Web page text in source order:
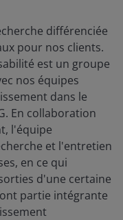
différenciée
pour nos clients.
est un groupe
nos équipes
dans le
En collaboration
l'équipe
et l'entretien
en ce qui
d'une certaine
partie intégrante